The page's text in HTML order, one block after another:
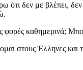
ότι δεν με βλέπει,
καθημερινά;
στους Έλληνες